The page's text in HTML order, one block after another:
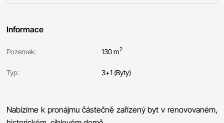
Informace
Pozemek: 130 m2
Typ: 3+1 (Byty)
Nabízíme k pronájmu částečně zařízený byt v renovovaném,